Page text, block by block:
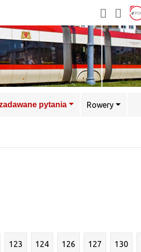
pytania Rowery
123 124 126 127 130